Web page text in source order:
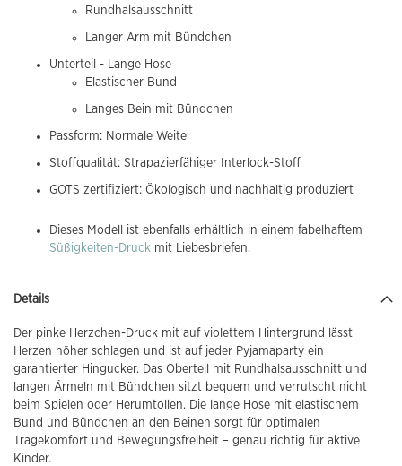
Rundhalsausschnitt
Langer Arm mit Bündchen
Unterteil - Lange Hose
Elastischer Bund
Langes Bein mit Bündchen
Passform: Normale Weite
Stoffqualität: Strapazierfähiger Interlock-Stoff
GOTS zertifiziert: Ökologisch und nachhaltig produziert
Dieses Modell ist ebenfalls erhältlich in einem fabelhaftem
Süßigkeiten-Druck mit Liebesbriefen.
Details
Der pinke Herzchen-Druck mit auf violettem Hintergrund lässt
Herzen höher schlagen und ist auf jeder Pyjamaparty ein
garantierter Hingucker. Das Oberteil mit Rundhalsausschnitt und
langen Ärmeln mit Bündchen sitzt bequem und verrutscht nicht
beim Spielen oder Herumtollen. Die lange Hose mit elastischem
Bund und Bündchen an den Beinen sorgt für optimalen
Tragekomfort und Bewegungsfreiheit – genau richtig für aktive
Kinder.